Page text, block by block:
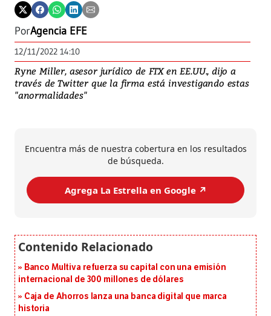
PorAgencia EFE
12/11/2022 14:10
Ryne Miller, asesor jurídico de FTX en EE.UU., dijo a
través de Twitter que la firma está investigando estas
"anormalidades"
Encuentra más de nuestra cobertura en los resultados
de búsqueda.
Agrega La Estrella en Google ↗️
Banco Multiva refuerza su capital con una emisión
internacional de 300 millones de dólares
Caja de Ahorros lanza una banca digital que marca
historia